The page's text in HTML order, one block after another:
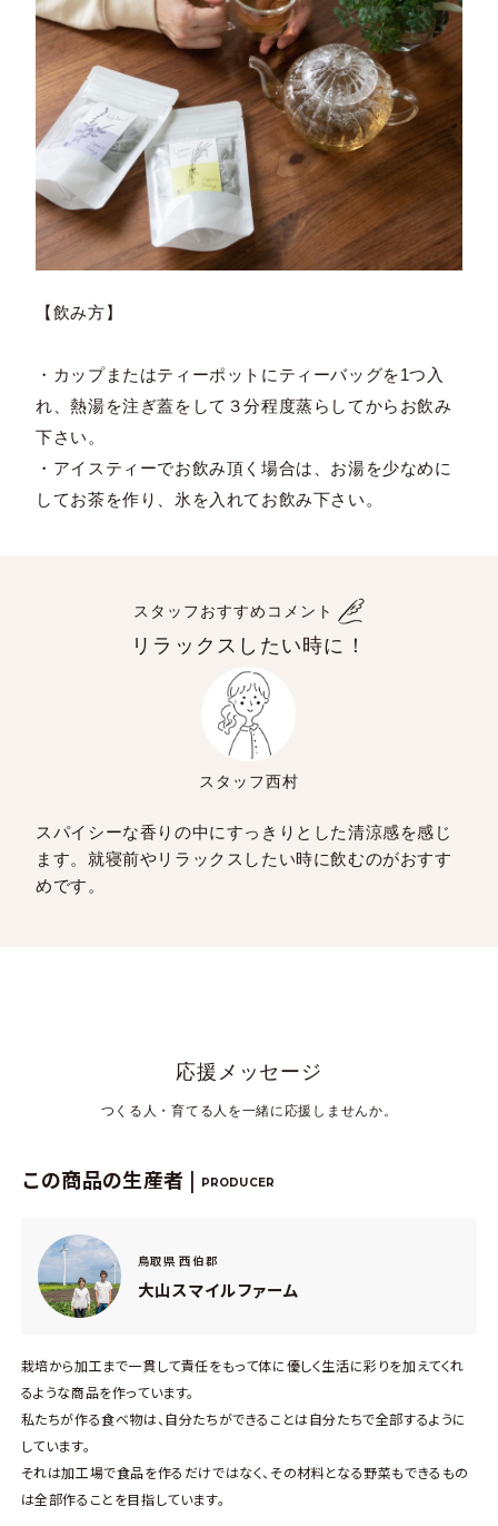
【飲み方】
・カップまたはティーポットにティーバッグを1つ入
れ、熱湯を注ぎ蓋をして３分程度蒸らしてからお飲み
下さい。
・アイスティーでお飲み頂く場合は、お湯を少なめに
してお茶を作り、氷を入れてお飲み下さい。
スタッフおすすめコメント
リラックスしたい時に！
スタッフ西村
スパイシーな香りの中にすっきりとした清涼感を感じ
ます。就寝前やリラックスしたい時に飲むのがおすす
めです。
応援メッセージ
つくる人・育てる人を一緒に応援しませんか。
この商品の生産者 | PRODUCER
鳥取県 西伯郡
大山スマイルファーム
栽培から加工まで一貫して責任をもって体に優しく生活に彩りを加えてくれ
るような商品を作っています。
私たちが作る食べ物は、自分たちができることは自分たちで全部するように
しています。
それは加工場で食品を作るだけではなく、その材料となる野菜もできるもの
は全部作ることを目指しています。